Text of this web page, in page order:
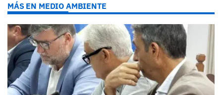
MÁS EN MEDIO AMBIENTE